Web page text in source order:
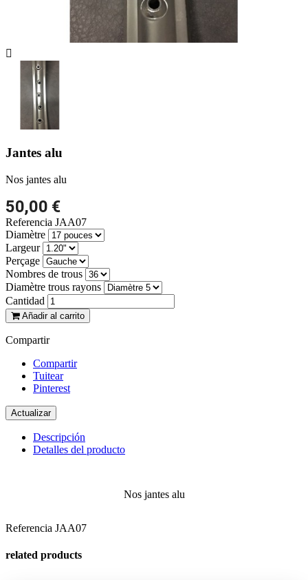

Jantes alu
Nos jantes alu
50,00 €
Referencia JAA07
Diamètre
Largeur
Perçage
Nombres de trous
Diamètre trous rayons
Cantidad
Añadir al carrito
Compartir
Compartir
Tuitear
Pinterest
Descripción
Detalles del producto
Nos jantes alu
Referencia JAA07
related products